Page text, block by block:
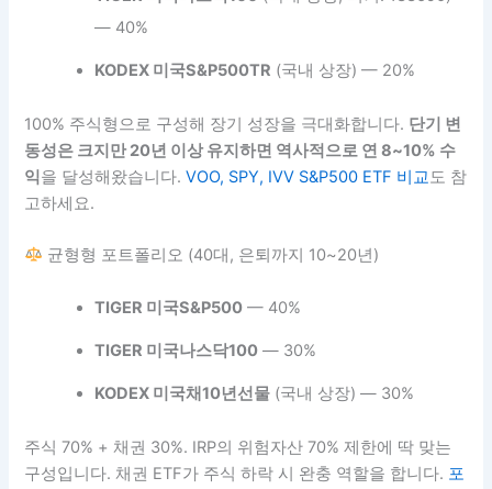
— 40%
KODEX 미국S&P500TR (국내 상장) — 20%
100% 주식형으로 구성해 장기 성장을 극대화합니다. 단기 변
동성은 크지만 20년 이상 유지하면 역사적으로 연 8~10% 수
익을 달성해왔습니다.VOO, SPY, IVV S&P500 ETF 비교도 참
고하세요.
균형형 포트폴리오 (40대, 은퇴까지 10~20년)
TIGER 미국S&P500 — 40%
TIGER 미국나스닥100 — 30%
KODEX 미국채10년선물 (국내 상장) — 30%
주식 70% + 채권 30%. IRP의 위험자산 70% 제한에 딱 맞는
구성입니다. 채권 ETF가 주식 하락 시 완충 역할을 합니다. 포